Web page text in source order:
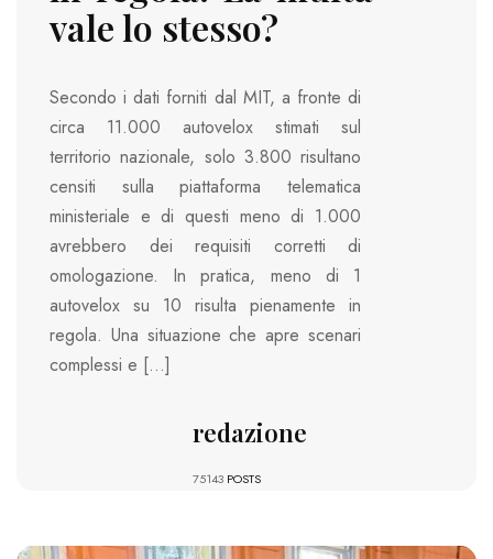
vale lo stesso?
Secondo i dati forniti dal MIT, a fronte di
circa 11.000 autovelox stimati sul
territorio nazionale, solo 3.800 risultano
censiti sulla piattaforma telematica
ministeriale e di questi meno di 1.000
avrebbero dei requisiti corretti di
omologazione. In pratica, meno di 1
autovelox su 10 risulta pienamente in
regola. Una situazione che apre scenari
complessi e […]
redazione
75143 POSTS